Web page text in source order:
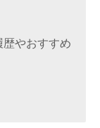
やおすすめ